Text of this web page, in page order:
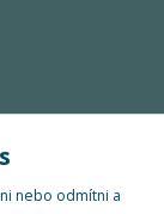
nebo odmítni a